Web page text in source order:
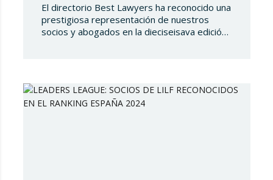
El directorio Best Lawyers ha reconocido una
prestigiosa representación de nuestros
socios y abogados en la dieciseisava edición
continuar estando presentes en tan selecto
directorio demostrando nuestro talento